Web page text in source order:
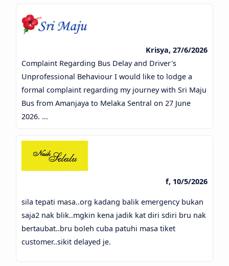
Krisya, 27/6/2026
Complaint Regarding Bus Delay and Driver's
Unprofessional Behaviour I would like to lodge a
formal complaint regarding my journey with Sri Maju
Bus from Amanjaya to Melaka Sentral on 27 June
2026. ...
f, 10/5/2026
sila tepati masa..org kadang balik emergency bukan
saja2 nak blik..mgkin kena jadik kat diri sdiri bru nak
bertaubat..bru boleh cuba patuhi masa tiket
customer..sikit delayed je.